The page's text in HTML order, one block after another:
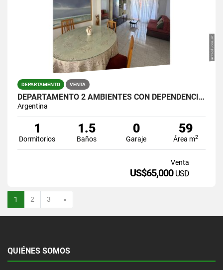
DEPARTAMENTO VENTA
DEPARTAMENTO 2 AMBIENTES CON DEPENDENCIA | TUCUMÁN 2500, PISO 10°
Argentina
1
Dormitorios
1.5
Baños
0
Garaje
59
Área m2
Venta
US$65,000 USD
1 2 3 »
QUIÉNES SOMOS